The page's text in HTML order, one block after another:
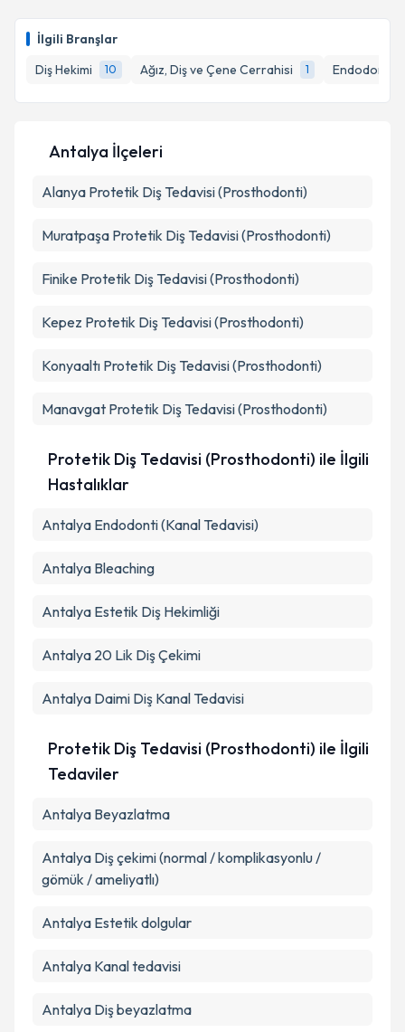
İlgili Branşlar
Diş Hekimi
10 Ağız, Diş ve Çene Cerrahisi 1 Endodonti
hazırlandığında e-posta ile bilgilendireceğiz.
E-posta Adresiniz
Metni'ni okudum ve kişisel verilerimin belirtilen
Antalya İlçeleri
Alanya Protetik Diş Tedavisi (Prosthodonti)
Muratpaşa Protetik Diş Tedavisi (Prosthodonti)
Finike Protetik Diş Tedavisi (Prosthodonti)
Kepez Protetik Diş Tedavisi (Prosthodonti)
Konyaaltı Protetik Diş Tedavisi (Prosthodonti)
Manavgat Protetik Diş Tedavisi (Prosthodonti)
Protetik Diş Tedavisi (Prosthodonti) ile İlgili
Hastalıklar
Antalya Endodonti (Kanal Tedavisi)
Antalya Bleaching
Antalya Estetik Diş Hekimliği
Antalya 20 Lik Diş Çekimi
Antalya Daimi Diş Kanal Tedavisi
Protetik Diş Tedavisi (Prosthodonti) ile İlgili
Tedaviler
Antalya Beyazlatma
Antalya Diş çekimi (normal / komplikasyonlu /
gömük / ameliyatlı)
Antalya Estetik dolgular
Antalya Kanal tedavisi
Antalya Diş beyazlatma